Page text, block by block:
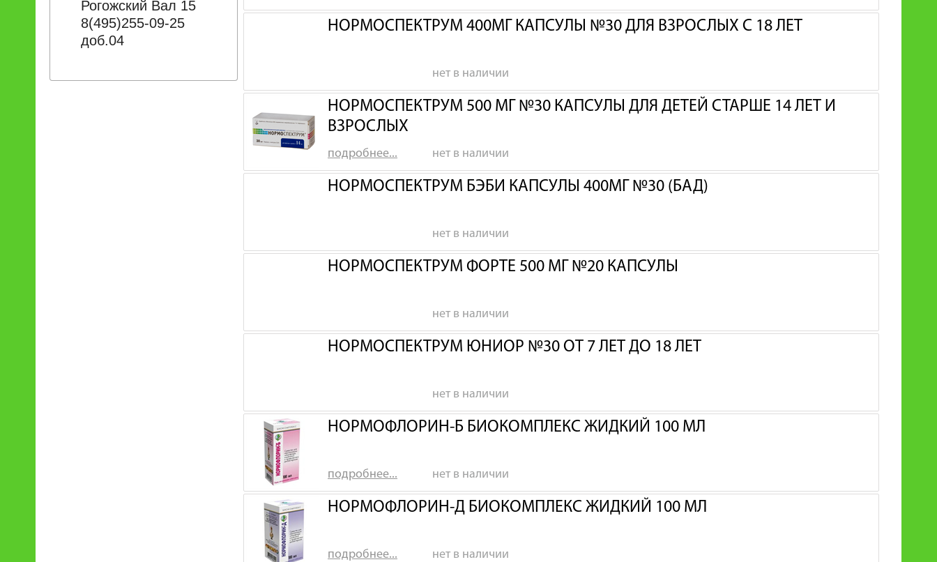
Рогожский Вал 15
8(495)255-09-25
доб.04
НОРМОСПЕКТРУМ 400МГ КАПСУЛЫ №30 ДЛЯ ВЗРОСЛЫХ С 18 ЛЕТ
нет в наличии
НОРМОСПЕКТРУМ 500 МГ №30 КАПСУЛЫ ДЛЯ ДЕТЕЙ СТАРШЕ 14 ЛЕТ И
ВЗРОСЛЫХ
подробнее... нет в наличии
НОРМОСПЕКТРУМ БЭБИ КАПСУЛЫ 400МГ №30 (БАД)
нет в наличии
НОРМОСПЕКТРУМ ФОРТЕ 500 МГ №20 КАПСУЛЫ
нет в наличии
НОРМОСПЕКТРУМ ЮНИОР №30 ОТ 7 ЛЕТ ДО 18 ЛЕТ
нет в наличии
НОРМОФЛОРИН-Б БИОКОМПЛЕКС ЖИДКИЙ 100 МЛ
подробнее... нет в наличии
НОРМОФЛОРИН-Д БИОКОМПЛЕКС ЖИДКИЙ 100 МЛ
подробнее... нет в наличии